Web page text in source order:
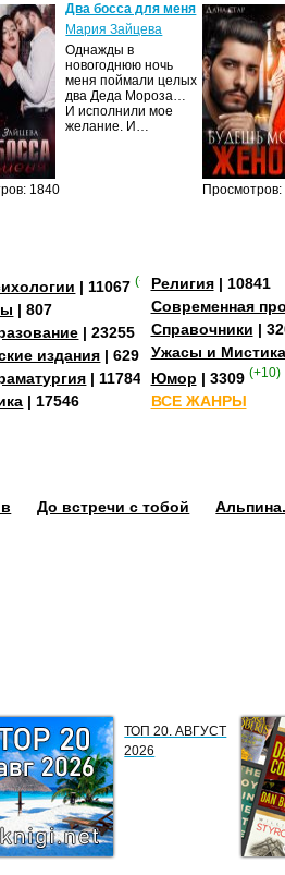
1840
Два босса для меня
Мария Зайцева
Однажды в
новогоднюю ночь
меня поймали целых
два Деда Мороза…
И исполнили мое
желание. И…
Просмотров:
| 11067 (+4)
| 807
| 23255
издания | 629
| 11784
| 17546
Религия| 10841
Современная
Справочники |
Ужасы и Мистика
Юмор | 3309 (+10)
ВСЕ ЖАНРЫ
До встречи с тобой
ТОП 20. АВГУСТ
2026